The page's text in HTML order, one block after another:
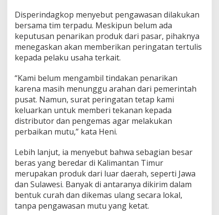
Disperindagkop menyebut pengawasan dilakukan
bersama tim terpadu. Meskipun belum ada
keputusan penarikan produk dari pasar, pihaknya
menegaskan akan memberikan peringatan tertulis
kepada pelaku usaha terkait.
“Kami belum mengambil tindakan penarikan
karena masih menunggu arahan dari pemerintah
pusat. Namun, surat peringatan tetap kami
keluarkan untuk memberi tekanan kepada
distributor dan pengemas agar melakukan
perbaikan mutu,” kata Heni.
Lebih lanjut, ia menyebut bahwa sebagian besar
beras yang beredar di Kalimantan Timur
merupakan produk dari luar daerah, seperti Jawa
dan Sulawesi. Banyak di antaranya dikirim dalam
bentuk curah dan dikemas ulang secara lokal,
tanpa pengawasan mutu yang ketat.